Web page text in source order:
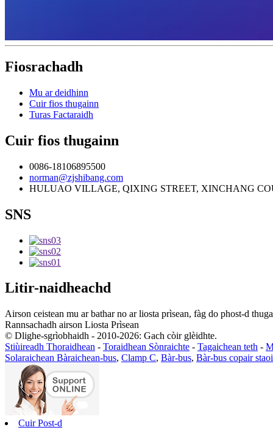
Fiosrachadh
Mu ar deidhinn
Cuir fios thugainn
Turas Factaraidh
Cuir fios thugainn
0086-18106895500
norman@zjshibang.com
HULUAO VILLAGE, QIXING STREET, XINCHANG
SNS
Litir-naidheachd
Airson ceistean mu ar bathar no ar liosta prìsean, fàg do phost-d
Rannsachadh airson Liosta Prìsean
© Dlighe-sgrìobhaidh - 2010-2026: Gach còir glèidhte.
Stiùireadh Thoraidhean - Toraidhean Sònraichte - Tagaichean teth -
Solaraichean Bàraichean-bus, Clamp C, Bàr-bus, Bàr-bus copair
Cuir Post-d